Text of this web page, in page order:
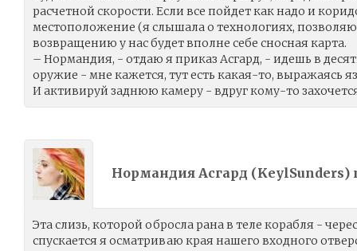
расчетной скорости. Если все пойдет как надо и
местоположение (я слышала о технологиях,
возвращению у нас будет вполне себе сносная карта.
– Нормандия, - отдаю я приказ Асгард, - идешь в
оружие - мне кажется, тут есть какая-то, выражаясь
И активируй заднюю камеру - вдруг кому-то
Нормандия Асгард (KeylSunders)
Эта слизь, которой обросла рана в теле корабля -
спускается я осматриваю края нашего входного